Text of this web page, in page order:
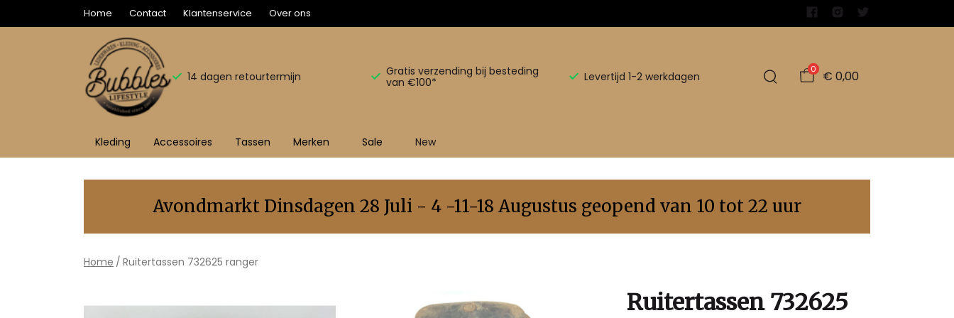
Home Contact Klantenservice Over ons
14 dagen retourtermijn
Gratis verzending bij besteding
van €100*
Levertijd 1-2 werkdagen
0 € 0,00
Kleding Accessoires Tassen Merken Sale New
732625T
Bubbles
Avondmarkt Dinsdagen 28 Juli - 4 -11-18 Augustus geopend van 10 tot 22 uur
Home Ruitertassen 732625 ranger
Ruitertassen 732625